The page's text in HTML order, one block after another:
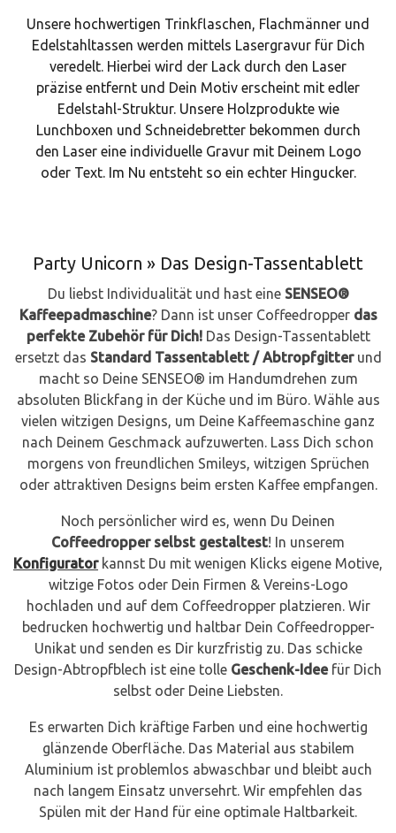
Unsere hochwertigen Trinkflaschen, Flachmänner und
Edelstahltassen werden mittels Lasergravur für Dich
veredelt. Hierbei wird der Lack durch den Laser
präzise entfernt und Dein Motiv erscheint mit edler
Edelstahl-Struktur. Unsere Holzprodukte wie
Lunchboxen und Schneidebretter bekommen durch
den Laser eine individuelle Gravur mit Deinem Logo
oder Text. Im Nu entsteht so ein echter Hingucker.
Party Unicorn » Das Design-Tassentablett
Du liebst Individualität und hast eine SENSEO®
Kaffeepadmaschine? Dann ist unser Coffeedropper das
perfekte Zubehör für Dich!Das Design-Tassentablett
ersetzt das Standard Tassentablett / Abtropfgitterund
macht so Deine SENSEO® im Handumdrehen zum
absoluten Blickfang in der Küche und im Büro. Wähle aus
vielen witzigen Designs, um Deine Kaffeemaschine ganz
nach Deinem Geschmack aufzuwerten. Lass Dich schon
morgens von freundlichen Smileys, witzigen Sprüchen
oder attraktiven Designs beim ersten Kaffee empfangen.
Noch persönlicher wird es, wenn Du Deinen
Coffeedropper selbst gestaltest! In unserem
Konfiguratorkannst Du mit wenigen Klicks eigene Motive,
witzige Fotos oder Dein Firmen & Vereins-Logo
hochladen und auf dem Coffeedropper platzieren. Wir
bedrucken hochwertig und haltbar Dein Coffeedropper-
Unikat und senden es Dir kurzfristig zu. Das schicke
Design-Abtropfblech ist eine tolle Geschenk-Ideefür Dich
selbst oder Deine Liebsten.
Es erwarten Dich kräftige Farben und eine hochwertig
glänzende Oberfläche. Das Material aus stabilem
Aluminium ist problemlos abwaschbar und bleibt auch
nach langem Einsatz unversehrt. Wir empfehlen das
Spülen mit der Hand für eine optimale Haltbarkeit.